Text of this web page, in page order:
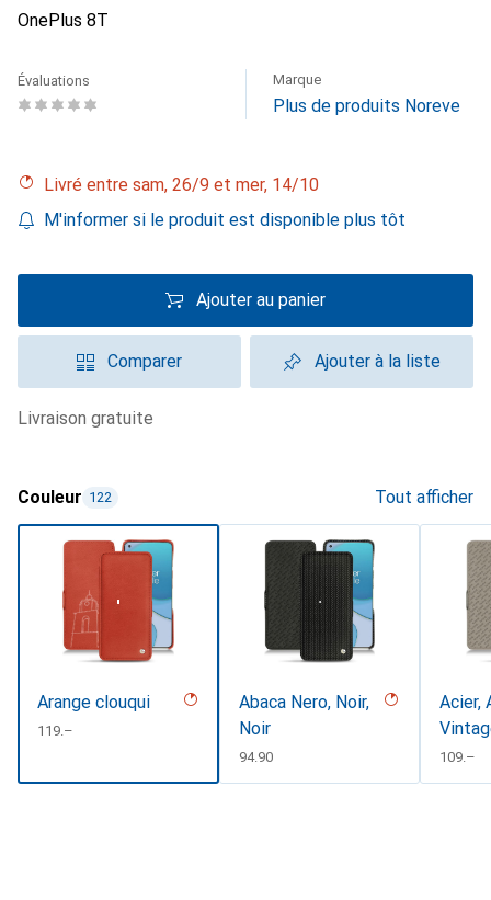
OnePlus 8T
Évaluations Marque
Plus de produits Noreve
Livré entre sam, 26/9 et mer, 14/10
M'informer si le produit est disponible plus tôt
Ajouter au panier
Comparer Ajouter à la liste
livraison gratuite
Couleur 122 Tout afficher
Arange clouqui
CHF
119.–
Abaca Nero, Noir,
Noir
CHF
94.90
Acier,
CHF
109.–